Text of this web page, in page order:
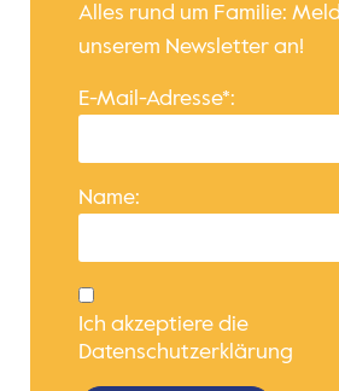
Alles rund um Familie:
unserem Newsletter an!
E-Mail-Adresse*:
Name:
Ich akzeptiere die
Datenschutzerklärung